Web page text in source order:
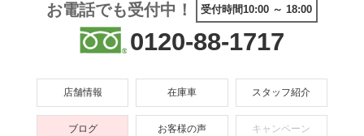
お電話でも受付中！ 受付時間10:00 ～ 18:00
0120-88-1717
店舗情報 在庫車 スタッフ紹介
ブログ お客様の声 キャンペーン